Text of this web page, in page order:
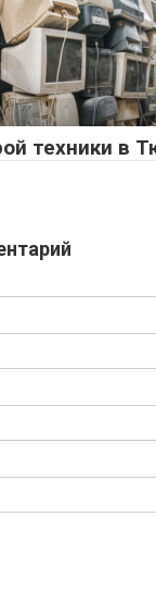
техники в